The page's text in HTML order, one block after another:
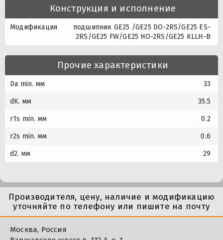
Конструкция и исполнение
Модификация
подшипник GE25 /GE25 DO-2RS/GE25 ES-
2RS/GE25 FW/GE25 HO-2RS/GE25 KLLH-B
Прочие характеристики
Da min. мм 33
dK. мм 35.5
r1s min. мм 0.2
r2s min. мм 0.6
d2. мм 29
Производителя, цену, наличие и модификацию
уточняйте по телефону или пишите на почту
Москва, Россия